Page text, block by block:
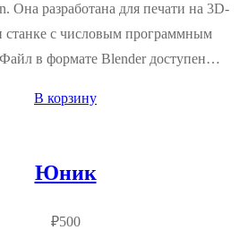
Она разработана для печати на 3D-
станке с числовым программным
в формате Blender доступен…
В корзину
Юник
₽500